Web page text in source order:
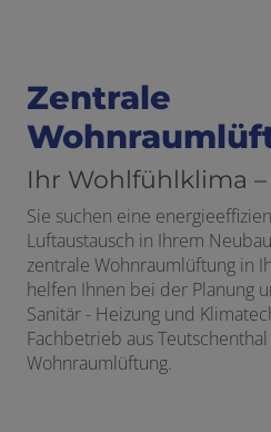
Zentrale
Ihr Wohlfühlklima
Sie suchen eine
Luftaustausch in Ihrem
zentrale Wohnraumlüftung in
helfen Ihnen bei der Planung
Sanitär - Heizung und
Fachbetrieb aus
Wohnraumlüftung.